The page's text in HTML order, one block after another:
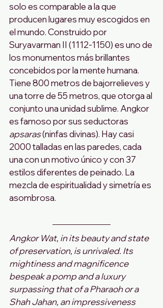
solo es comparable a la que
producen lugares muy escogidos en
el mundo. Construido por
Suryavarman II (1112-1150) es uno de
los monumentos más brillantes
concebidos por la mente humana.
Tiene 800 metros de bajorrelieves y
una torre de 55 metros, que otorga al
conjunto una unidad sublime. Angkor
es famoso por sus seductoras
apsaras (ninfas divinas). Hay casi
2000 talladas en las paredes, cada
una con un motivo único y con 37
estilos diferentes de peinado. La
mezcla de espiritualidad y simetría es
asombrosa.
Angkor Wat, in its beauty and state
of preservation, is unrivaled. Its
mightiness and magnificence
bespeak a pomp and a luxury
surpassing that of a Pharaoh or a
Shah Jahan, an impressiveness